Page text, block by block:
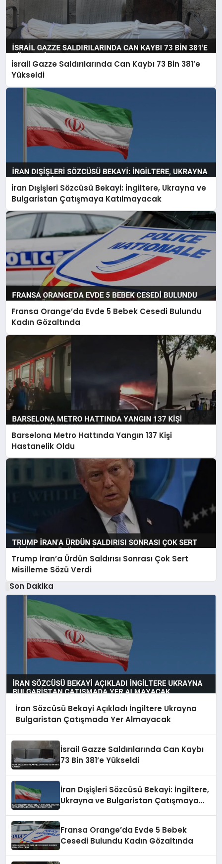
İsrail Gazze Saldırılarında Can Kaybı 73 Bin 381’e
Yükseldi
İran Dışişleri Sözcüsü Bekayi: İngiltere, Ukrayna ve
Bulgaristan Çatışmaya Katılmayacak
Fransa Orange’da Evde 5 Bebek Cesedi Bulundu
Kadın Gözaltında
Barselona Metro Hattında Yangın 137 Kişi
Hastanelik Oldu
Trump İran’a Ürdün Saldırısı Sonrası Çok Sert
Misilleme Sözü Verdi
Son Dakika
İran Sözcüsü Bekayi Açıkladı İngiltere Ukrayna
Bulgaristan Çatışmada Yer Almayacak
İsrail Gazze Saldırılarında Can Kaybı
73 Bin 381’e Yükseldi
İran Dışişleri Sözcüsü Bekayi: İngiltere,
Ukrayna ve Bulgaristan Çatışmaya
Fransa Orange’da Evde 5 Bebek
Cesedi Bulundu Kadın Gözaltında